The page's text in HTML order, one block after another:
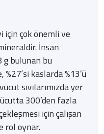
için çok önemli ve
İnsan
bulunan bu
kaslarda %13’ü
sıvılarımızda yer
300’den fazla
için çalışan
rol oynar.